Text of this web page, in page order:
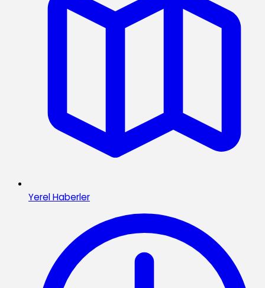
Yerel Haberler